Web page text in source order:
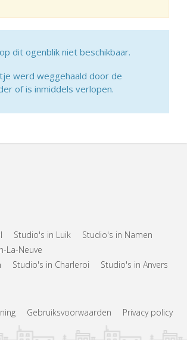
dit ogenblik niet beschikbaar.
werd weggehaald door de
of is inmiddels verlopen.
Studio's in Luik
Studio's in Namen
La-Neuve
Studio's in Charleroi
Studio's in Anvers
Gebruiksvoorwaarden Privacy policy